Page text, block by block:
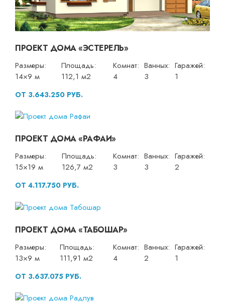
ПРОЕКТ ДОМА «ЭСТЕРЕЛЬ»
Размеры:
14×9 м
Площадь:
112,1 м2
Комнат:
4
Ванных:
3
Гаражей:
1
ОТ 3.643.250 РУБ.
ПРОЕКТ ДОМА «РАФАИ»
Размеры:
15×19 м
Площадь:
126,7 м2
Комнат:
3
Ванных:
3
Гаражей:
2
ОТ 4.117.750 РУБ.
ПРОЕКТ ДОМА «ТАБОШАР»
Размеры:
13×9 м
Площадь:
111,91 м2
Комнат:
4
Ванных:
2
Гаражей:
1
ОТ 3.637.075 РУБ.